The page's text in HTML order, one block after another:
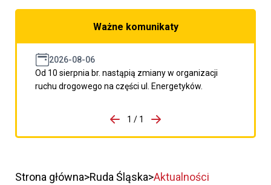
Ważne komunikaty
2026-08-06
Od 10 sierpnia br. nastąpią zmiany w organizacji
ruchu drogowego na części ul. Energetyków.
porzpedniego komunikatu
1 / 1
Przejdź do następnego
Strona główna Ruda Śląska Aktualności